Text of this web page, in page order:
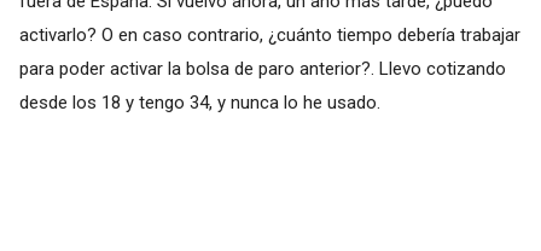
activarlo? O en caso contrario, ¿cuánto tiempo debería trabajar
para poder activar la bolsa de paro anterior?. Llevo cotizando
desde los 18 y tengo 34, y nunca lo he usado.